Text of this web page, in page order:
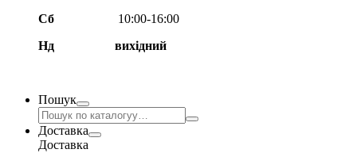
Сб
10:00-16:00
Нд вихідний
Пошук
Доставка
Доставка